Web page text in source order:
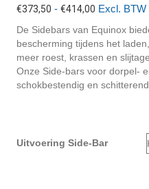
€373,50 - €414,00 Prijsklasse:
tot
€414,00
Excl. BTW
De Sidebars van Equinox
bescherming tijdens het
meer roest, krassen en
Onze Side-bars voor dorpel-
schokbestendig en
Uitvoering Side-Bar